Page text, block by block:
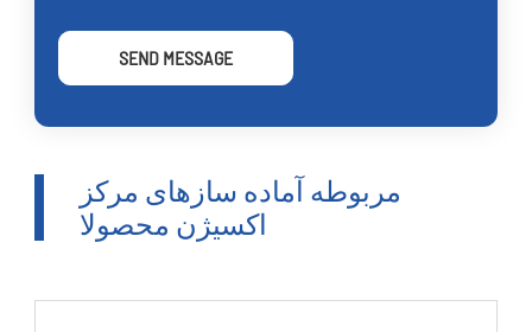
SEND MESSAGE
مربوطه آماده سازهای مرکز
اکسیژن محصولا